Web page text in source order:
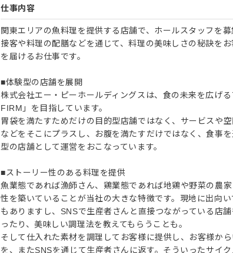
仕事内容
関東エリアの魚料理を提供する店舗で、ホールスタッフを募
接客や料理の配膳などを通じて、料理の美味しさの秘訣を
を届けるお仕事です。
■体験型の店舗を展開
株式会社エー・ピーホールディングスは、食の未来を広げ
FIRM」を目指しています。
胃袋を満たすためだけの目的型店舗ではなく、サービスや
などをそこにプラスし、お腹を満たすだけではなく、食事
型の店舗として運営をおこなっています。
■ストーリー性のある料理を提供
魚業態であれば漁師さん、鶏業態であれば地鶏や野菜の農
性を築いていることが当社の大きな特徴です。現地に出向
もありますし、SNSで生産者さんと直接つながっている店
ったり、美味しい調理法を教えてもらうことも。
そして仕入れた素材を調理してお客様に提供し、お客様か
を、またSNSを通じて生産者さんに返す。そういったサイ